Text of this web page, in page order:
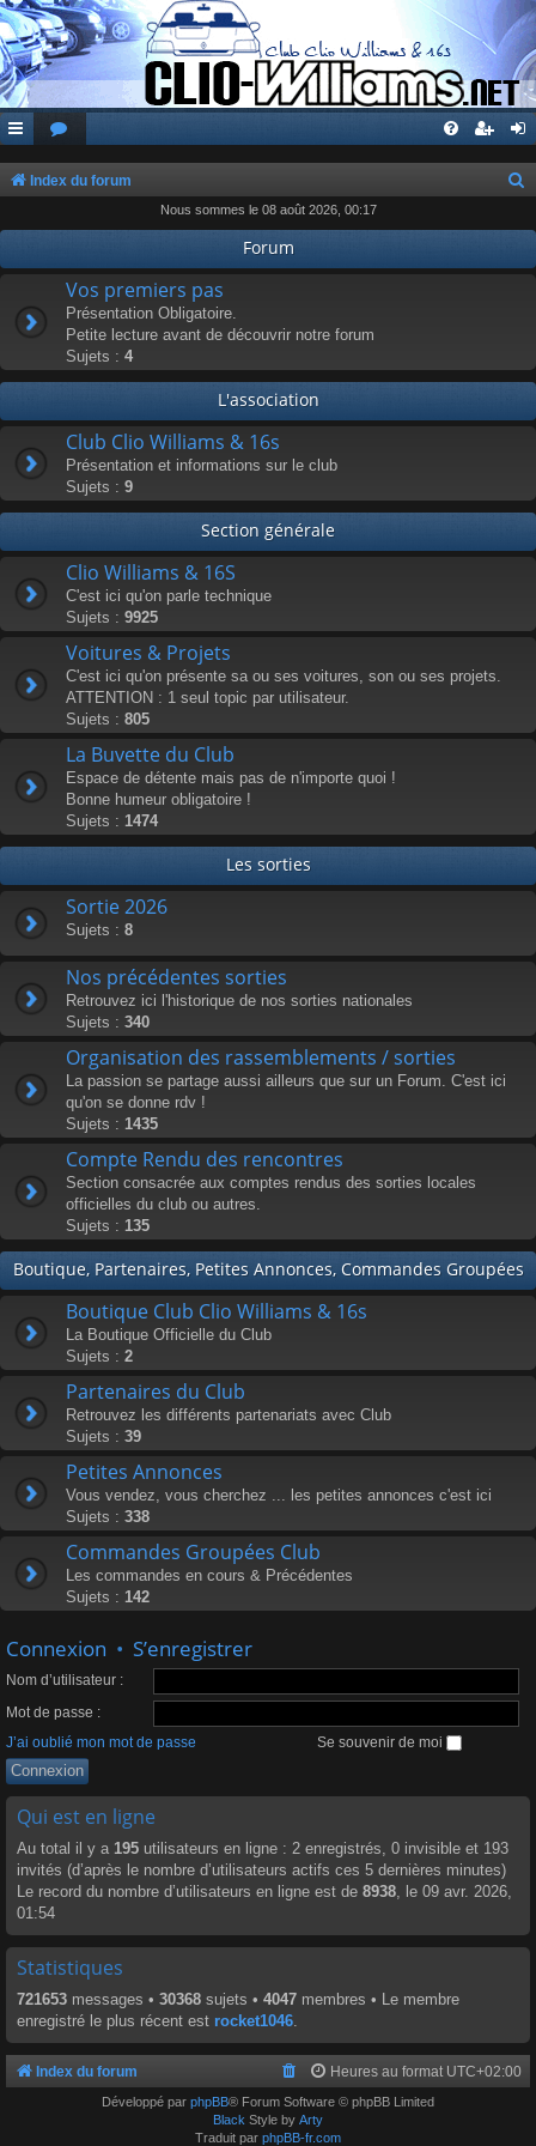
Index du forum
h
c
Nous sommes le 08 août 2026, 00:17
Forum
Vos premiers pas
Présentation Obligatoire.
Petite lecture avant de découvrir notre forum
Sujets : 4
L'association
Club Clio Williams & 16s
Présentation et informations sur le club
Sujets : 9
Section générale
Clio Williams & 16S
C'est ici qu'on parle technique
Sujets : 9925
Voitures & Projets
C'est ici qu'on présente sa ou ses voitures, son ou ses projets.
ATTENTION : 1 seul topic par utilisateur.
Sujets : 805
La Buvette du Club
Espace de détente mais pas de n'importe quoi !
Bonne humeur obligatoire !
Sujets : 1474
Les sorties
Sortie 2026
Sujets : 8
Nos précédentes sorties
Retrouvez ici l'historique de nos sorties nationales
Sujets : 340
Organisation des rassemblements / sorties
La passion se partage aussi ailleurs que sur un Forum. C'est ici
qu'on se donne rdv !
Sujets : 1435
Compte Rendu des rencontres
Section consacrée aux comptes rendus des sorties locales
officielles du club ou autres.
Sujets : 135
Boutique, Partenaires, Petites Annonces, Commandes Groupées
Boutique Club Clio Williams & 16s
La Boutique Officielle du Club
Sujets : 2
Partenaires du Club
Retrouvez les différents partenariats avec Club
Sujets : 39
Petites Annonces
Vous vendez, vous cherchez ... les petites annonces c'est ici
Sujets : 338
Commandes Groupées Club
Les commandes en cours & Précédentes
Sujets : 142
Connexion • S’enregistrer
Nom d’utilisateur :
Mot de passe :
J’ai oublié mon mot de passe
Se souvenir de moi
Qui est en ligne
Au total il y a 195 utilisateurs en ligne : 2 enregistrés, 0 invisible et 193
invités (d’après le nombre d’utilisateurs actifs ces 5 dernières minutes)
Le record du nombre d’utilisateurs en ligne est de 8938, le 09 avr. 2026,
01:54
Statistiques
721653 messages • 30368 sujets • 4047 membres • Le membre
enregistré le plus récent est rocket1046.
Index du forum Heures au format UTC+02:00
Développé par phpBB® Forum Software © phpBB Limited
Black Style by Arty
Traduit par phpBB-fr.com